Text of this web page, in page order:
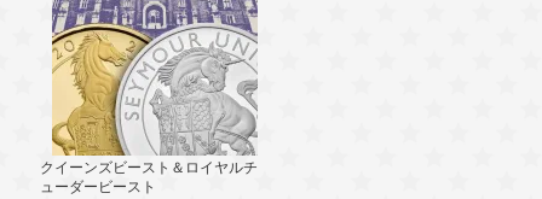
クイーンズビースト＆ロイヤルチ
ューダービースト